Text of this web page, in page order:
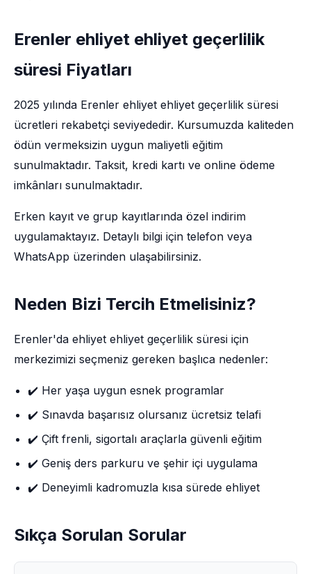
Erenler ehliyet ehliyet geçerlilik
süresi Fiyatları
2025 yılında Erenler ehliyet ehliyet geçerlilik süresi
ücretleri rekabetçi seviyededir. Kursumuzda kaliteden
ödün vermeksizin uygun maliyetli eğitim
sunulmaktadır. Taksit, kredi kartı ve online ödeme
imkânları sunulmaktadır.
Erken kayıt ve grup kayıtlarında özel indirim
uygulamaktayız. Detaylı bilgi için telefon veya
WhatsApp üzerinden ulaşabilirsiniz.
Neden Bizi Tercih Etmelisiniz?
Erenler'da ehliyet ehliyet geçerlilik süresi için
merkezimizi seçmeniz gereken başlıca nedenler:
✔️ Her yaşa uygun esnek programlar
✔️ Sınavda başarısız olursanız ücretsiz telafi
✔️ Çift frenli, sigortalı araçlarla güvenli eğitim
✔️ Geniş ders parkuru ve şehir içi uygulama
✔️ Deneyimli kadromuzla kısa sürede ehliyet
Sıkça Sorulan Sorular